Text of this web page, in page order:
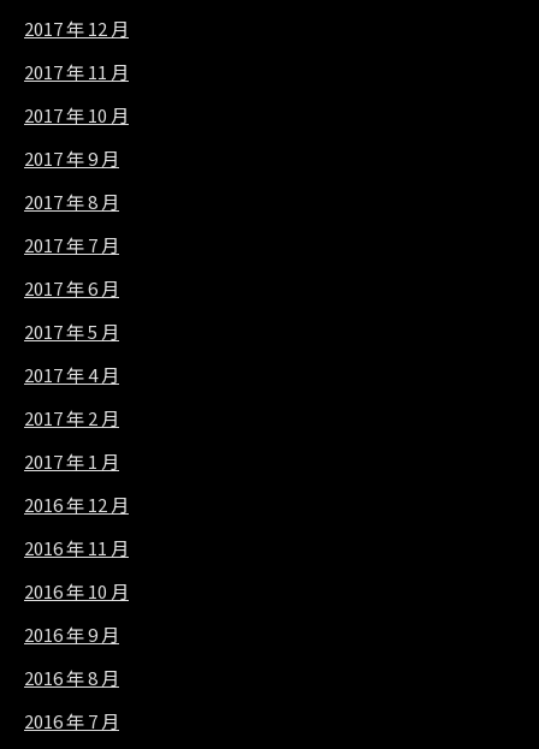
2017 年 12 月
2017 年 11 月
2017 年 10 月
2017 年 9 月
2017 年 8 月
2017 年 7 月
2017 年 6 月
2017 年 5 月
2017 年 4 月
2017 年 2 月
2017 年 1 月
2016 年 12 月
2016 年 11 月
2016 年 10 月
2016 年 9 月
2016 年 8 月
2016 年 7 月